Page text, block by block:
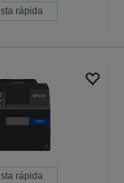
rápida
rápida